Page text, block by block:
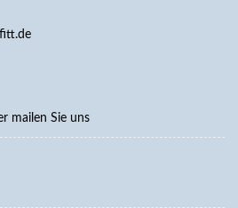
mailen Sie uns